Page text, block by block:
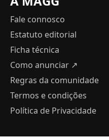
Fale connosco
Estatuto editorial
Ficha técnica
Como anunciar ↗
Regras da comunidade
Termos e condições
Política de Privacidade